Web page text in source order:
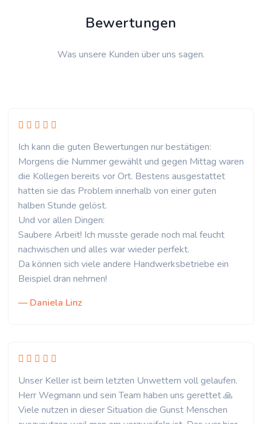
Bewertungen
Was unsere Kunden über uns sagen.
Ich kann die guten Bewertungen nur bestätigen:
Morgens die Nummer gewählt und gegen Mittag waren
die Kollegen bereits vor Ort. Bestens ausgestattet
hatten sie das Problem innerhalb von einer guten
halben Stunde gelöst.
Und vor allen Dingen:
Saubere Arbeit! Ich musste gerade noch mal feucht
nachwischen und alles war wieder perfekt.
Da können sich viele andere Handwerksbetriebe ein
Beispiel dran nehmen!
— Daniela Linz
Unser Keller ist beim letzten Unwettern voll gelaufen.
Herr Wegmann und sein Team haben uns gerettet 🙏
Viele nutzen in dieser Situation die Gunst Menschen